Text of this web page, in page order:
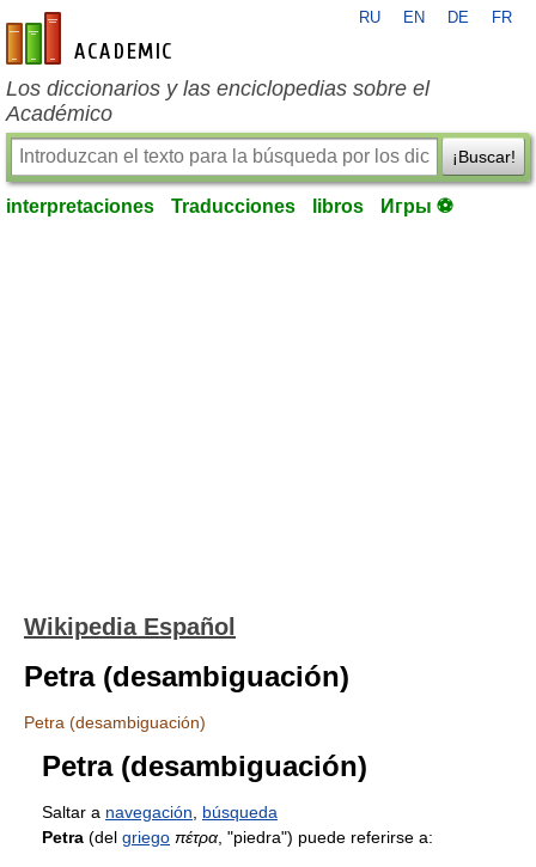
es-academic.com
RU EN DE FR
Los diccionarios y las enciclopedias sobre el
Académico
¡Buscar!
interpretaciones Traducciones libros Игры ⚽
Wikipedia Español
Petra (desambiguación)
Petra (desambiguación)
Petra (desambiguación)
Saltar a navegación
búsqueda
Petra (del griego πέτρα , "piedra") puede referirse a: